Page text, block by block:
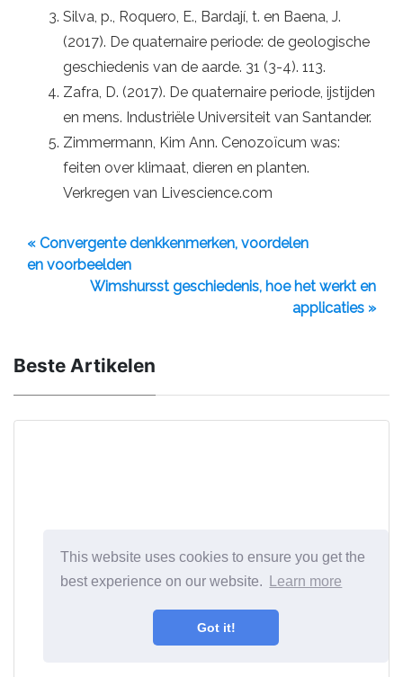
This website uses cookies to ensure you get the
best experience on our website.
Learn more
Got it!
Silva, p., Roquero, E., Bardají, t. en Baena, J.
(2017). De quaternaire periode: de geologische
geschiedenis van de aarde. 31 (3-4). 113.
Zafra, D. (2017). De quaternaire periode, ijstijden
en mens. Industriële Universiteit van Santander.
Zimmermann, Kim Ann. Cenozoïcum was:
feiten over klimaat, dieren en planten.
Verkregen van Livescience.com
« Convergente denkkenmerken, voordelen
en voorbeelden
Wimshursst geschiedenis, hoe het werkt en
applicaties »
Beste Artikelen